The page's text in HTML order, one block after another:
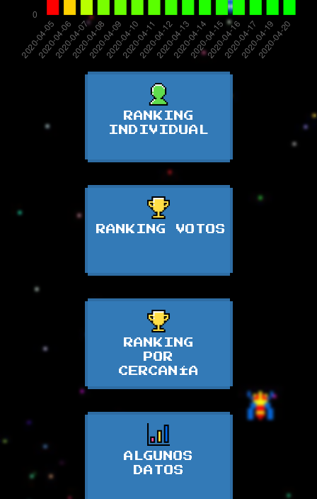
RANKING
INDIVIDUAL
RANKING VOTOS
RANKING
POR
CERCANÍA
ALGUNOS
DATOS